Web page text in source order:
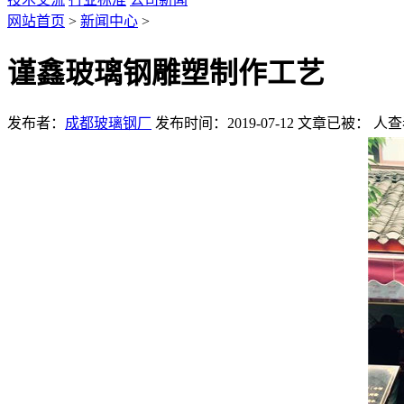
网站首页 > 新闻中心 >
谨鑫玻璃钢雕塑制作工艺
发布者： 成都玻璃钢厂 发布时间：2019-07-12 文章已被： 人